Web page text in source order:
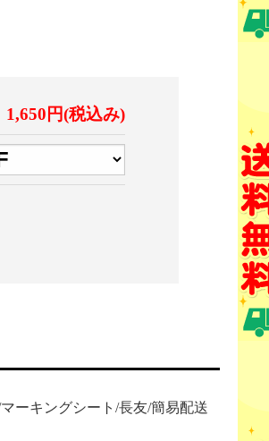
1,650円(税込み)
ーキングシート/長友/簡易配送